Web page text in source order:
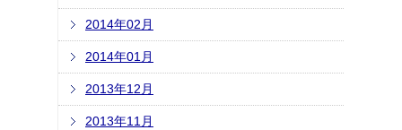
2014年02月
2014年01月
2013年12月
2013年11月